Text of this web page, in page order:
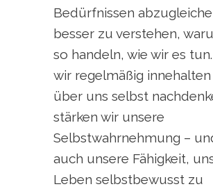
Bedürfnissen
besser zu verstehen,
so handeln, wie wir es
wir regelmäßig
über uns selbst
stärken wir unsere
Selbstwahrnehmung –
auch unsere Fähigkeit,
Leben selbstbewusst zu